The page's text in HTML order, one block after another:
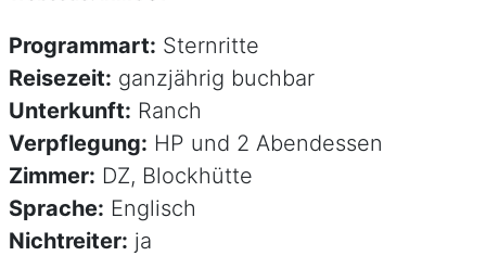
Programmart: Sternritte
Reisezeit: ganzjährig buchbar
Unterkunft: Ranch
Verpflegung: HP und 2 Abendessen
Zimmer: DZ, Blockhütte
Sprache: Englisch
Nichtreiter: ja